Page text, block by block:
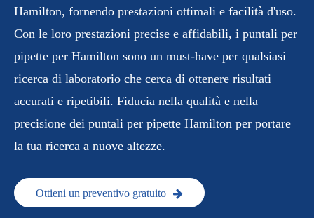
Hamilton, fornendo prestazioni ottimali e facilità d'uso.
Con le loro prestazioni precise e affidabili, i puntali per
pipette per Hamilton sono un must-have per qualsiasi
ricerca di laboratorio che cerca di ottenere risultati
accurati e ripetibili. Fiducia nella qualità e nella
precisione dei puntali per pipette Hamilton per portare
la tua ricerca a nuove altezze.
Ottieni un preventivo gratuito